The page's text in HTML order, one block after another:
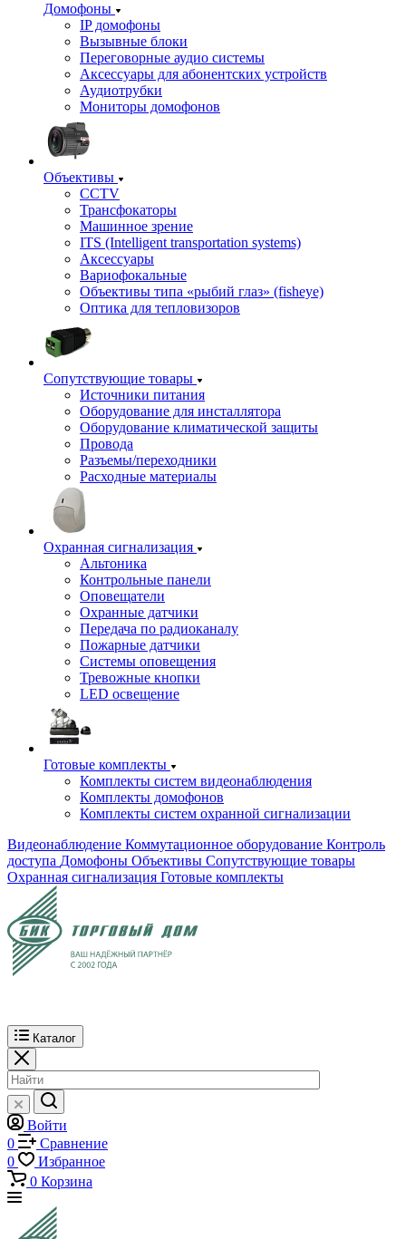
Домофоны
IP домофоны
Вызывные блоки
Переговорные аудио системы
Аксессуары для абонентских устройств
Аудиотрубки
Мониторы домофонов
Объективы
CCTV
Трансфокаторы
Машинное зрение
ITS (Intelligent transportation systems)
Аксессуары
Вариофокальные
Объективы типа «рыбий глаз» (fisheye)
Оптика для тепловизоров
Сопутствующие товары
Источники питания
Оборудование для инсталлятора
Оборудование климатической защиты
Провода
Разъемы/переходники
Расходные материалы
Охранная сигнализация
Альтоника
Контрольные панели
Оповещатели
Охранные датчики
Передача по радиоканалу
Пожарные датчики
Системы оповещения
Тревожные кнопки
LED освещение
Готовые комплекты
Комплекты систем видеонаблюдения
Комплекты домофонов
Комплекты систем охранной сигнализации
Видеонаблюдение Коммутационное оборудование Контроль
доступа Домофоны Объективы Сопутствующие товары
Охранная сигнализация Готовые комплекты
Каталог
Войти
0
Сравнение
0
Избранное
0 Корзина